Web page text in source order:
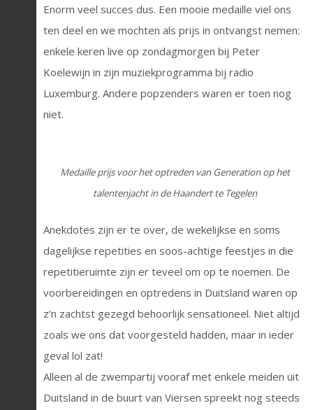
Enorm veel succes dus. Een mooie medaille viel ons
ten deel en we mochten als prijs in ontvangst nemen:
enkele keren live op zondagmorgen bij Peter
Koelewijn in zijn muziekprogramma bij radio
Luxemburg. Andere popzenders waren er toen nog
niet.
Medaille prijs voor het optreden van Generation op het
talentenjacht in de Haandert te Tegelen
Anekdotes zijn er te over, de wekelijkse en soms
dagelijkse repetities en soos-achtige feestjes in die
repetitieruimte zijn er teveel om op te noemen. De
voorbereidingen en optredens in Duitsland waren op
z’n zachtst gezegd behoorlijk sensationeel. Niet altijd
zoals we ons dat voorgesteld hadden, maar in ieder
geval lol zat!
Alleen al de zwempartij vooraf met enkele meiden uit
Duitsland in de buurt van Viersen spreekt nog steeds